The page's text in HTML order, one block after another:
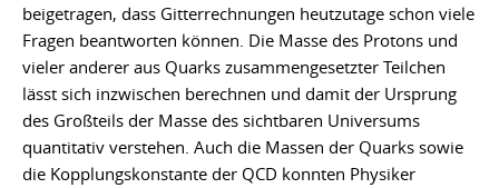
beigetragen, dass Gitterrechnungen heutzutage schon viele
Fragen beantworten können. Die Masse des Protons und
vieler anderer aus Quarks zusammengesetzter Teilchen
lässt sich inzwischen berechnen und damit der Ursprung
des Großteils der Masse des sichtbaren Universums
quantitativ verstehen. Auch die Massen der Quarks sowie
die Kopplungskonstante der QCD konnten Physiker